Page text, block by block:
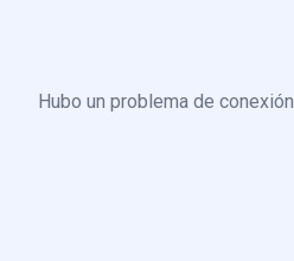
Hubo un problema de